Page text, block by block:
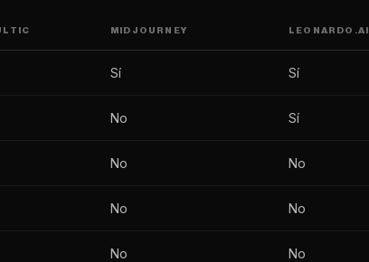
MIDJOURNEY LEONARDO.AI
Sí Sí
No Sí
No No
No No
No No